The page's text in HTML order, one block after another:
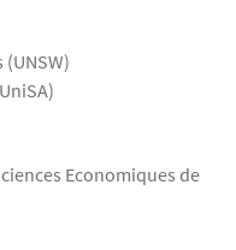
Economiques de